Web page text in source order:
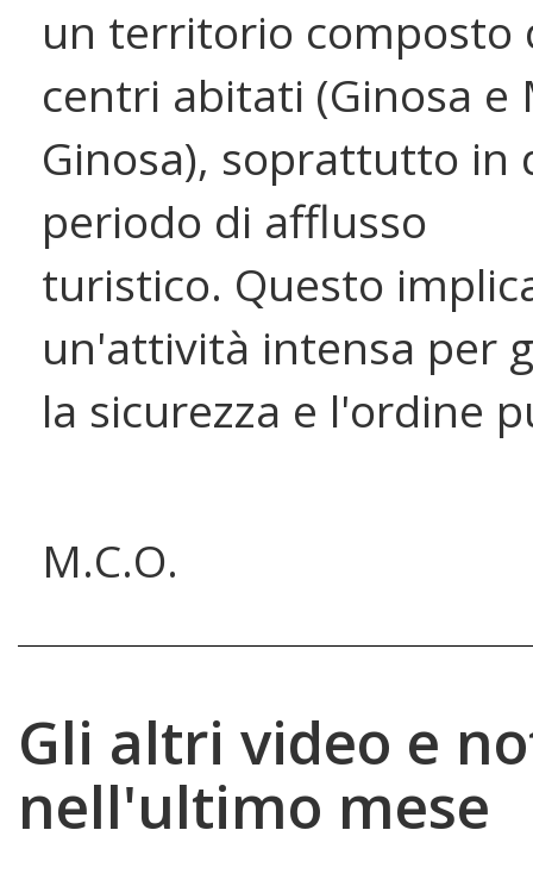
un territorio composto
centri abitati (Ginosa e
Ginosa), soprattutto in
periodo di afflusso
turistico. Questo
un'attività intensa per
la sicurezza e l'ordine
M.C.O.
Gli altri video e
nell'ultimo mese